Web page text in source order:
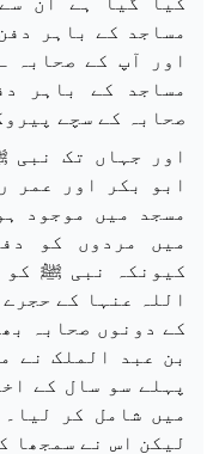
مساجد کے باہر
اور آپ کے صحابہ
مساجد کے باہر
صحابہ کے سچے
اور جہاں تک نبی
ابو بکر اور عمر
مسجد میں موجود
میں مردوں کو
کیونکہ نبی ﷺ کو
اللہ عنہا کے
کے دونوں صحابہ
بن عبد الملک نے
پہلے سو سال کے
میں شامل کر
لیکن اس نے سمجھا